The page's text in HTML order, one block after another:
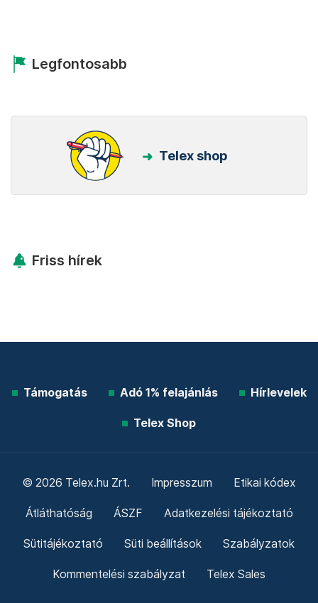
Legfontosabb
Telex shop
Friss hírek
Támogatás Adó 1% felajánlás Hírlevelek
Telex Shop
© 2026 Telex.hu Zrt. Impresszum Etikai kódex
Átláthatóság ÁSZF Adatkezelési tájékoztató
Sütitájékoztató Süti beállítások Szabályzatok
Kommentelési szabályzat Telex Sales